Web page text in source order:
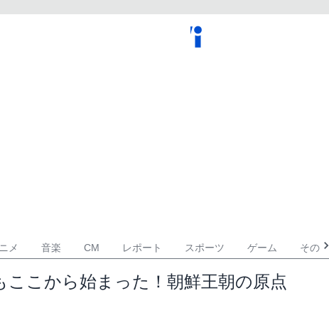
メ 音楽 CM レポート スポーツ ゲーム その他
ここから始まった！朝鮮王朝の原点